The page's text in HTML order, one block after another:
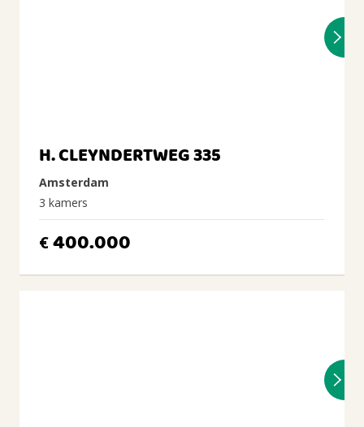
H. CLEYNDERTWEG 335
Amsterdam
3 kamers
€400.000